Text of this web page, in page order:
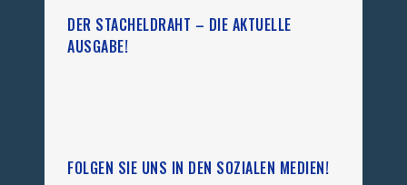
DER STACHELDRAHT – DIE AKTUELLE
AUSGABE!
FOLGEN SIE UNS IN DEN SOZIALEN MEDIEN!